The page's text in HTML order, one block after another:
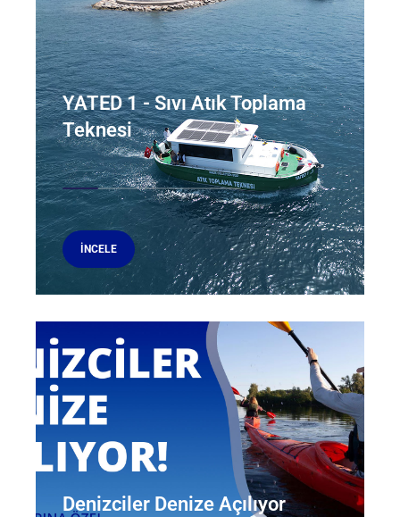
YATED 1 - Sıvı Atık Toplama
Teknesi
İNCELE
Denizciler Denize Açılıyor